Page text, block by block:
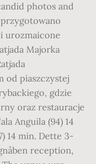
photos and
urozmaicone
Majorka
od piaszczystej
gdzie
oraz restauracje
Anguila (94) 14
14 min. Dette 3-
reception,